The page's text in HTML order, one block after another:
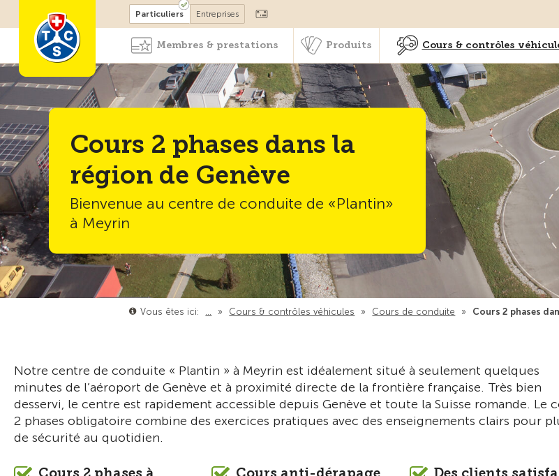
Devenir membre
Particuliers Entreprises
Membres & prestations Produits Cours & contrôles
Cours 2 phases dans la
région de Genève
Bienvenue au centre de conduite de «Plantin»
à Meyrin
Vous êtes ici: … » Cours & contrôles véhicules » Cours de conduite » Cours 2 phases
Notre centre de conduite « Plantin » à Meyrin est idéalement situé à seulement quelques
minutes de l’aéroport de Genève et à proximité directe de la frontière française. Très bien
desservi, le centre est rapidement accessible depuis Genève et toute la Suisse romande. Le
2 phases obligatoire combine des exercices pratiques avec des enseignements clairs pour
de sécurité au quotidien.